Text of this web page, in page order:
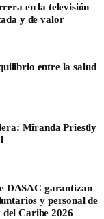
en la televisión
y de valor
entre la salud
Miranda Priestly
DASAC garantizan
y personal de
Caribe 2026